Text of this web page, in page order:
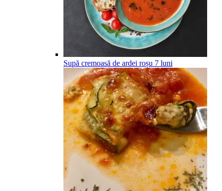
Supă cremoasă de ardei roșu 7 luni